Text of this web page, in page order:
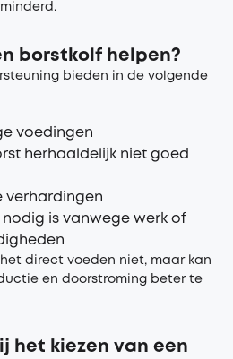
borstkolf helpen?
bieden in de volgende
voedingen
herhaaldelijk niet goed
verhardingen
is vanwege werk of
direct voeden niet, maar kan
en doorstroming beter te
het kiezen van een